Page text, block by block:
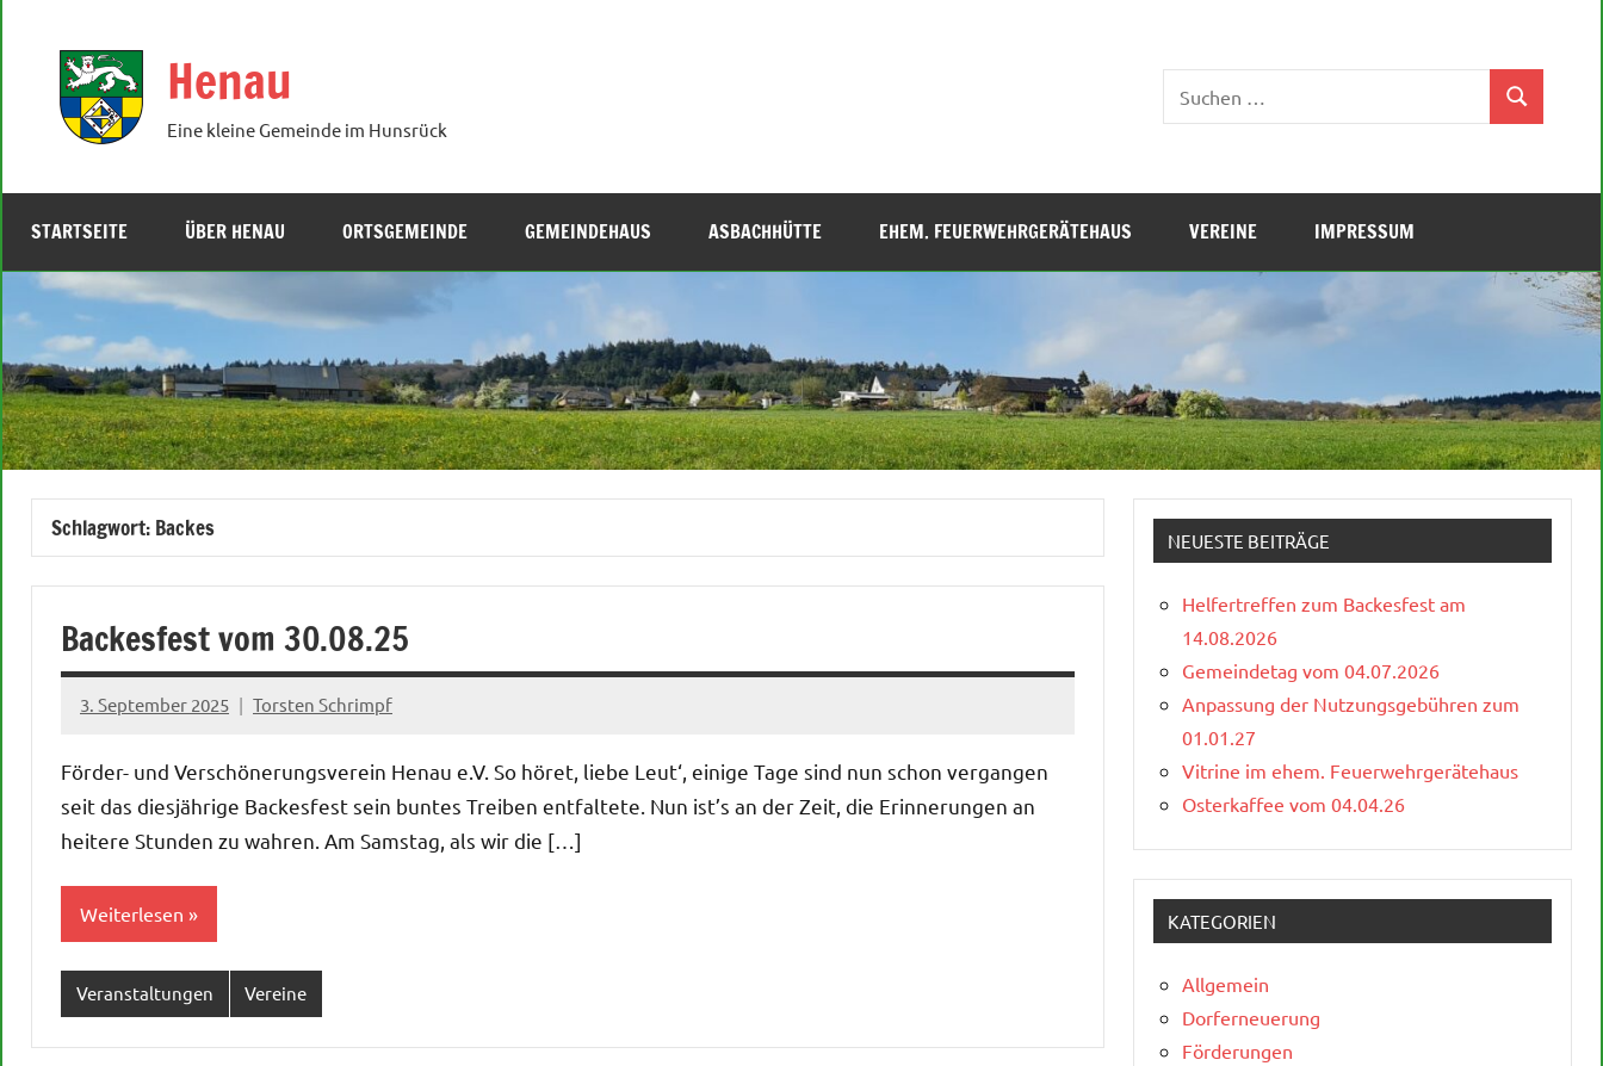
springen
Henau
Eine kleine Gemeinde im Hunsrück
nach:
Suchen
STARTSEITE ÜBER HENAU ORTSGEMEINDE GEMEINDEHAUS ASBACHHÜTTE EHEM. FEUERWEHRGERÄTEHAUS VEREINE IMPRESSUM
Schlagwort: Backes
Backesfest vom 30.08.25
3. September 2025 Torsten Schrimpf
Förder- und Verschönerungsverein Henau e.V. So höret, liebe Leut‘, einige Tage sind nun schon vergangen
seit das diesjährige Backesfest sein buntes Treiben entfaltete. Nun ist’s an der Zeit, die Erinnerungen an
heitere Stunden zu wahren. Am Samstag, als wir die […]
Weiterlesen
Veranstaltungen Vereine
NEUESTE BEITRÄGE
Helfertreffen zum Backesfest am
14.08.2026
Gemeindetag vom 04.07.2026
Anpassung der Nutzungsgebühren zum
01.01.27
Vitrine im ehem. Feuerwehrgerätehaus
Osterkaffee vom 04.04.26
KATEGORIEN
Allgemein
Dorferneuerung
Förderungen